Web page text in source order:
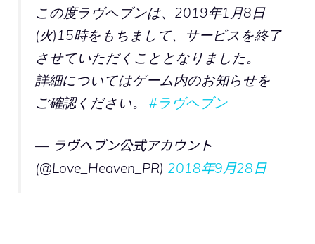
この度ラヴヘブンは、2019年1月8日
(火)15時をもちまして、サービスを終了
させていただくこととなりました。
詳細についてはゲーム内のお知らせを
ご確認ください。 #ラヴヘブン
— ラヴヘブン公式アカウント
(@Love_Heaven_PR) 2018年9月28日